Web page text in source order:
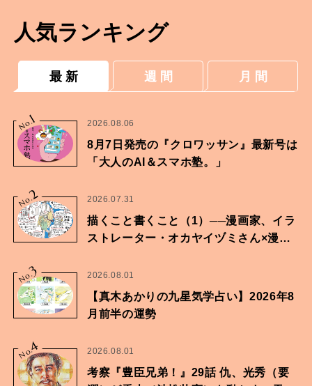
人気ランキング
最 新 週 間 月 間
No.
1 2026.08.06
8月7日発売の『クロワッサン』最新号は
「大人のAI＆スマホ塾。」
No.2 2026.07.31
描くこと書くこと（1）──漫画家、イラ
ストレーター・オカヤイヅミさん×漫画
No.
3 2026.08.01
【真木あかりの九星気学占い】2026年8
月前半の運勢
No.
4 2026.08.01
考察『豊臣兄弟！』29話 仇、光秀（要